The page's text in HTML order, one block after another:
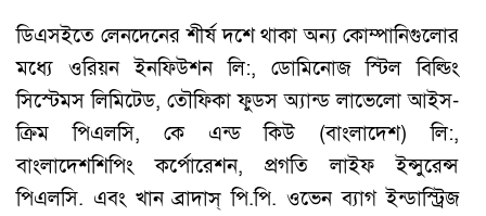
ডিএসইতে লেনদেনের শীর্ষ দশে থাকা অন্য কোম্পানিগুলোর
মধ্যে ওরিয়ন ইনফিউশন লি:, ডোমিনোজ স্টিল বিল্ডিং
সিস্টেমস লিমিটেড, তৌফিকা ফুডস অ্যান্ড লাভেলো আইস-
ক্রিম পিএলসি, কে এন্ড কিউ (বাংলাদেশ) লি:,
বাংলাদেশশিপিং কর্পোরেশন, প্রগতি লাইফ ইন্সুরেন্স
পিএলসি. এবং খান ব্রাদাস্‌ পি.পি. ওভেন ব্যাগ ইন্ডাস্ট্রিজ